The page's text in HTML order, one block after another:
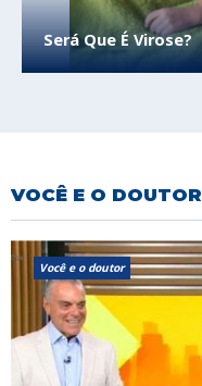
Será Que É Virose?
VOCÊ E O DOUTOR
Você e o doutor